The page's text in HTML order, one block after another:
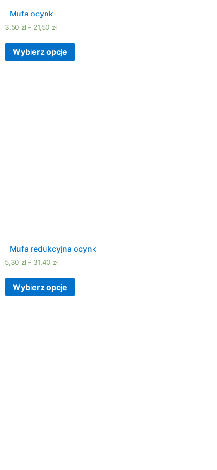
Mufa ocynk
3,50 zł – 21,50 zł
Wybierz opcje
Mufa redukcyjna ocynk
5,30 zł – 31,40 zł
Wybierz opcje